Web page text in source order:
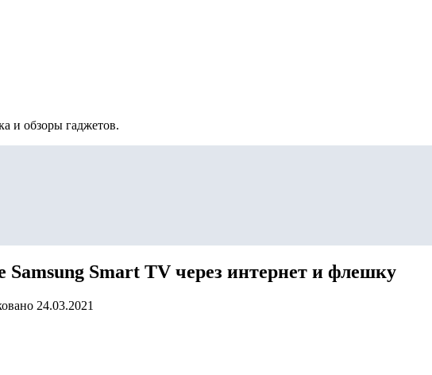
и обзоры гаджетов.
Smart TV через интернет и флешку
24.03.2021